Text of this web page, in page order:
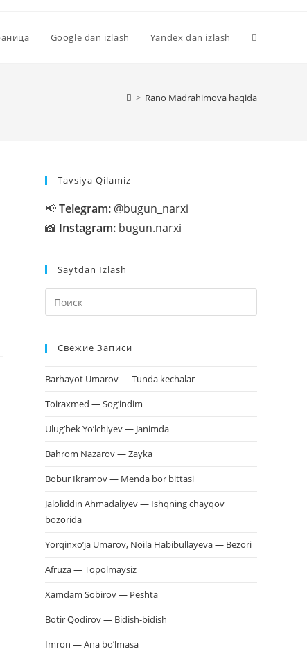
Google dan izlash Yandex dan izlash
> Rano Madrahimova haqida
Tavsiya Qilamiz
📢Telegram: @bugun_narxi
📸 Instagram: bugun.narxi
Saytdan Izlash
клавишу
Свежие Записи
Barhayot Umarov — Tunda kechalar
Toiraxmed — Sog’indim
Ulug’bek Yo’lchiyev — Janimda
Bahrom Nazarov — Zayka
Bobur Ikramov — Menda bor bittasi
Jaloliddin Ahmadaliyev — Ishqning chayqov
bozorida
Yorqinxo’ja Umarov, Noila Habibullayeva — Bezori
Afruza — Topolmaysiz
Xamdam Sobirov — Peshta
Botir Qodirov — Bidish-bidish
Imron — Ana bo’lmasa